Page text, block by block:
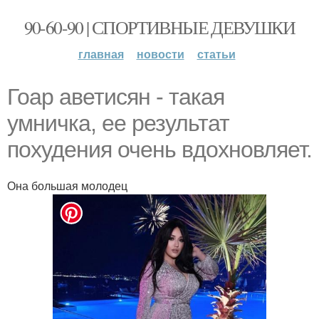
90-60-90 | СПОРТИВНЫЕ ДЕВУШКИ
главная новости статьи
Гоар аветисян - такая
умничка, ее результат
похудения очень вдохновляет.
Она большая молодец